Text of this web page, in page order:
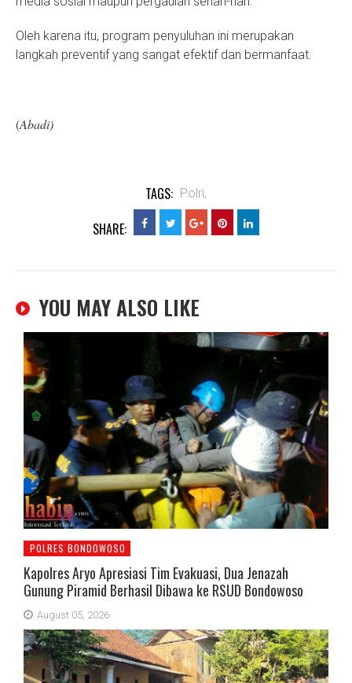
Oleh karena itu, program penyuluhan ini merupakan
langkah preventif yang sangat efektif dan bermanfaat.
(Abadi)
TAGS: Polri,
SHARE:
YOU MAY ALSO LIKE
POLRES BONDOWOSO
Kapolres Aryo Apresiasi Tim Evakuasi, Dua Jenazah
Gunung Piramid Berhasil Dibawa ke RSUD Bondowoso
August 05, 2026